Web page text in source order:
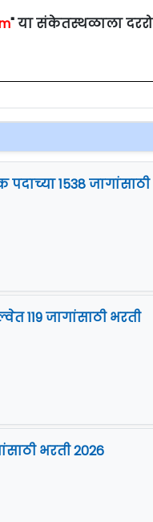
" या संकेतस्थळाला
1538 जागांसाठी
119 जागांसाठी भरती
भरती 2026